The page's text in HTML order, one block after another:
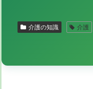
介護の知識 介護